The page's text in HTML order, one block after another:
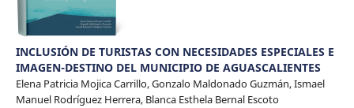
INCLUSIÓN DE TURISTAS CON NECESIDADES ESPECIALES E
IMAGEN-DESTINO DEL MUNICIPIO DE AGUASCALIENTES
Elena Patricia Mojica Carrillo, Gonzalo Maldonado Guzmán, Ismael
Manuel Rodríguez Herrera, Blanca Esthela Bernal Escoto